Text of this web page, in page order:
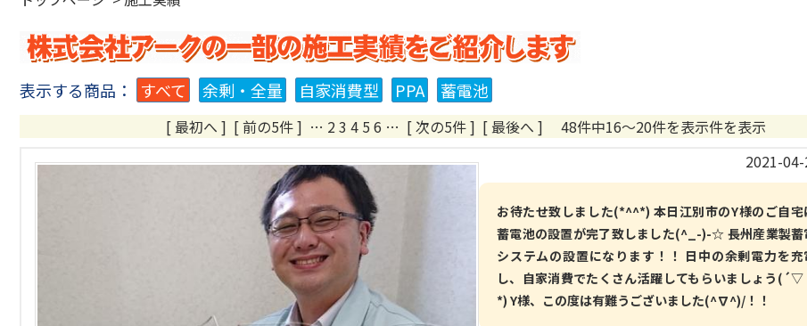
表示する商品： すべて 余剰・全量 自家消費型 PPA 蓄電池
[ 最初へ ] [ 前の5件 ] … 23 4 5 6 … [ 次の5件 ] [ 最後へ ] 48件中16～20件を表示件を表示
2021-
お待たせ致しました(*^^*) 本日江別市のY様のご自宅
蓄電池の設置が完了致しました(^_-)-☆ 長州産業製蓄
システムの設置になります！！ 日中の余剰電力を充
し、自家消費でたくさん活躍してもらいましょう(´▽
*) Y様、この度は有難うございました(^∇^)/！！